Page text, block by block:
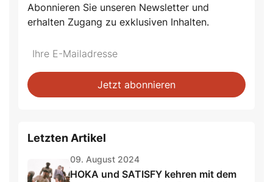
Abonnieren Sie unseren Newsletter und
erhalten Zugang zu exklusiven Inhalten.
Jetzt abonnieren
Letzten Artikel
09. August 2024
HOKA und SATISFY kehren mit dem